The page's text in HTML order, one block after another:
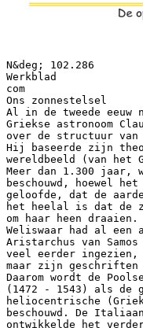
N&deg; 102.286
Werkblad
com
Ons zonnestelsel
Al in de tweede eeuw
Griekse astronoom
over de structuur van
Hij baseerde zijn
wereldbeeld (van het
Meer dan 1.300 jaar,
beschouwd, hoewel
geloofde, dat de aarde
het heelal is dat de
om haar heen draaien.
Weliswaar had al een
Aristarchus van
veel eerder ingezien,
maar zijn geschriften
Daarom wordt de
(1472 - 1543) als de
heliocentrische
beschouwd. De
ontwikkelde het